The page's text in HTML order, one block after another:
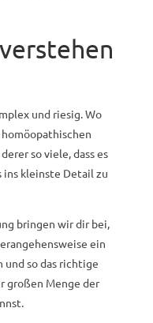
und riesig. Wo
so viele, dass es
ins kleinste Detail zu
bringen wir dir bei,
ein
so das richtige
großen Menge der